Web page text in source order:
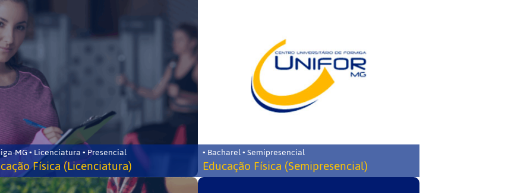
MG • Licenciatura • Presencial
Física (Licenciatura)
• Bacharel • Semipresencial
Educação Física (Semipresencial)